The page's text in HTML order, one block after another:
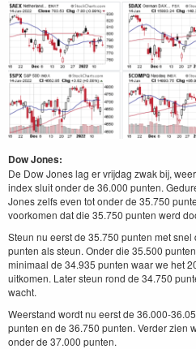
Dow Jones:
De Dow Jones lag er vrijdag zwak bij,
index sluit onder de 36.000 punten.
Jones zelfs even tot onder de 35.750
voorkomen dat die 35.750 punten werd
Steun nu eerst de 35.750 punten met
punten als steun. Onder die 35.500
minimaal de 34.935 punten waar we het
uitkomen. Later steun rond de 34.750
wacht.
Weerstand wordt nu eerst de 36.000-
punten en de 36.750 punten. Verder zien
onder de 37.000 punten.